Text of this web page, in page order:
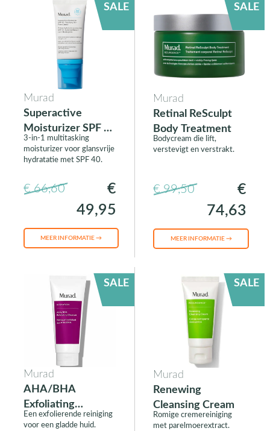
SALE
Murad
Superactive
Moisturizer SPF 40
Mattifying Oil +
Pore Control
3-in-1 multitasking
moisturizer voor glansvrije
hydratatie met SPF 40.
€ 66,60
€
49,95
MEER INFORMATIE →
SALE
Murad
Retinal ReSculpt
Body Treatment
Bodycream die lift,
verstevigt en verstrakt.
€ 99,50
€
74,63
MEER INFORMATIE →
SALE
Murad
AHA/BHA
Exfoliating
Cleanser
Een exfolierende reiniging
voor een gladde huid.
SALE
Murad
Renewing
Cleansing Cream
Romige cremereiniging
met parelmoerextract.